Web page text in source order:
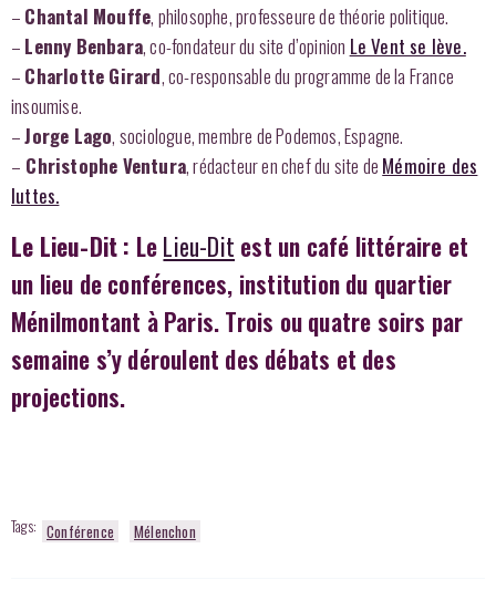
– Chantal Mouffe, philosophe, professeure de théorie politique.
– Lenny Benbara, co-fondateur du site d’opinion Le Vent se lève.
– Charlotte Girard, co-responsable du programme de la France
insoumise.
–Jorge Lago, sociologue, membre de Podemos, Espagne.
– Christophe Ventura, rédacteur en chef du site de Mémoire des
luttes.
Le Lieu-Dit : LeLieu-Dit est un café littéraire et
un lieu de conférences, institution du quartier
Ménilmontant à Paris. Trois ou quatre soirs par
semaine s’y déroulent des débats et des
projections.
Tags: Conférence Mélenchon